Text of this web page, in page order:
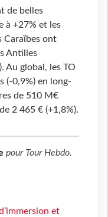
de belles
à +27% et les
Caraïbes ont
Antilles
Au global, les TO
(-0,9%) en long-
de 510 M€
2 465 € (+1,8%).
pour Tour Hebdo.
et